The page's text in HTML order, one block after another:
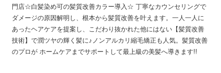
門店☆白髪染め可の髪質改善カラー導入☆ 丁寧なカウンセリングで
ダメージの原因解明し、根本から髪質改善を叶えます。一人一人に
あったヘアケアを提案し、こだわり抜かれた他にはない【髪質改善
技術】で潤ツヤの輝く髪に♪ノンアルカリ縮毛矯正も人気。髪質改善
のプロが ホームケアまでサポートして最上級の美髪へ導きます!!